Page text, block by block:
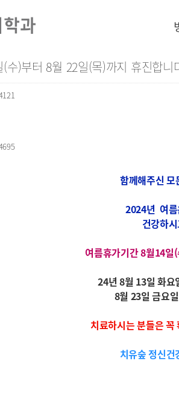
수)부터 8월 22일(목)까지 휴진합니
함께해주신 모
2024년 여름
건강하
여름휴가기간 8월14
24년 8월 13일
8월 23일 금요
치료하시는 분들은
치유숲 정신